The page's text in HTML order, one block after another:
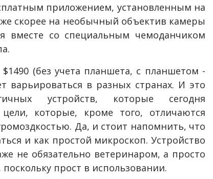
приложением, установленным на
скорее на необычный объектив камеры
вместе со специальным чемоданчиком
(без учета планшета, с планшетом -
варьироваться в разных странах. И это
устройств, которые сегодня
которые, кроме того, отличаются
Да, и стоит напомнить, что
и как простой микроскоп. Устройство
не обязательно ветеринаром, а просто
прост в использовании.